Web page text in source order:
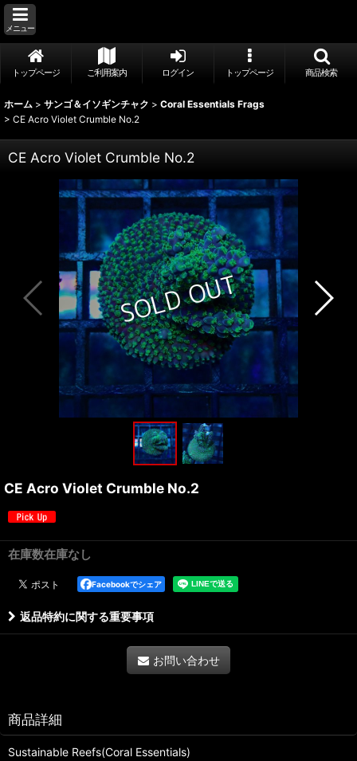
メニュー
トップページ ご利用案内 ログイン トップページ 商品検索
ホーム > サンゴ＆イソギンチャク > Coral Essentials Frags
> CE Acro Violet Crumble No.2
CE Acro Violet Crumble No.2
CE Acro Violet Crumble No.2
在庫数在庫なし
Facebookでシェア
返品特約に関する重要事項
お問い合わせ
商品詳細
Sustainable Reefs(Coral Essentials)